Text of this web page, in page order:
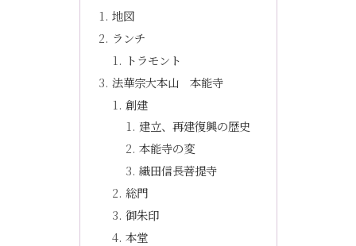
地図
ランチ
トラモント
法華宗大本山 本能寺
創建
建立、再建復興の歴史
本能寺の変
織田信長菩提寺
総門
御朱印
本堂